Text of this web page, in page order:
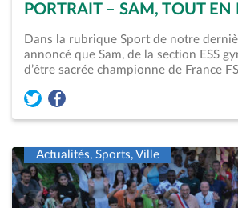
PORTRAIT – SAM, TOUT
Dans la rubrique Sport de notre
annoncé que Sam, de la section ESS
d’être sacrée championne de France
Partager l'article « Portrait &#8211;
Partager l'article « Portrait
Actualités, Sports, Ville